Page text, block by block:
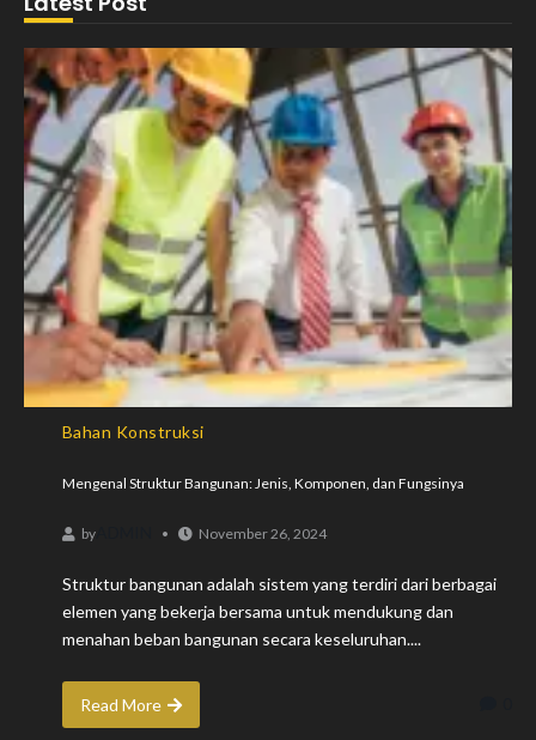
Bahan Konstruksi
Mengenal Struktur Bangunan: Jenis, Komponen, dan Fungsinya
by November 26, 2024
Struktur bangunan adalah sistem yang terdiri dari berbagai
elemen yang bekerja bersama untuk mendukung dan
menahan beban bangunan secara keseluruhan....
Read More